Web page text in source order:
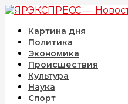
Картина дня
Политика
Экономика
Происшествия
Культура
Наука
Спорт